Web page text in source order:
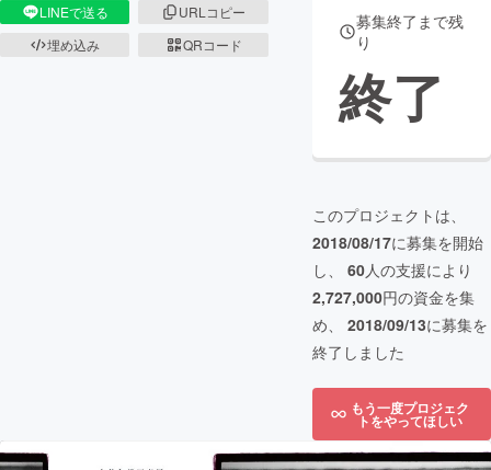
LINEで送る
URLコピー
埋め込み
QRコード
募集終了まで残
り
終了
このプロジェクトは、
2018/08/17に募集を開始
し、 60人の支援により
2,727,000円の資金を集
め、 2018/09/13に募集を
終了しました
もう一度プロジェク
トをやってほしい